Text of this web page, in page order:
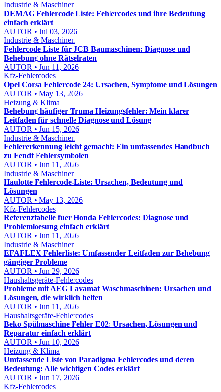
Industrie & Maschinen
DEMAG Fehlercode Liste: Fehlercodes und ihre Bedeutung
einfach erklärt
AUTOR • Jul 03, 2026
Industrie & Maschinen
Fehlercode Liste für JCB Baumaschinen: Diagnose und
Behebung ohne Rätselraten
AUTOR • Jun 11, 2026
Kfz-Fehlercodes
Opel Corsa Fehlercode 24: Ursachen, Symptome und Lösungen
AUTOR • May 13, 2026
Heizung & Klima
Behebung häufiger Truma Heizungsfehler: Mein klarer
Leitfaden für schnelle Diagnose und Lösung
AUTOR • Jun 15, 2026
Industrie & Maschinen
Fehlererkennung leicht gemacht: Ein umfassendes Handbuch
zu Fendt Fehlersymbolen
AUTOR • Jun 11, 2026
Industrie & Maschinen
Haulotte Fehlercode-Liste: Ursachen, Bedeutung und
Lösungen
AUTOR • May 13, 2026
Kfz-Fehlercodes
Referenztabelle fuer Honda Fehlercodes: Diagnose und
Problemloesung einfach erklärt
AUTOR • Jun 11, 2026
Industrie & Maschinen
EFAFLEX Fehlerliste: Umfassender Leitfaden zur Behebung
gängiger Probleme
AUTOR • Jun 29, 2026
Haushaltsgeräte-Fehlercodes
Probleme mit AEG Lavamat Waschmaschinen: Ursachen und
Lösungen, die wirklich helfen
AUTOR • Jun 11, 2026
Haushaltsgeräte-Fehlercodes
Beko Spülmaschine Fehler E02: Ursachen, Lösungen und
Reparatur einfach erklärt
AUTOR • Jun 10, 2026
Heizung & Klima
Umfassende Liste von Paradigma Fehlercodes und deren
Bedeutung: Alle wichtigen Codes erklärt
AUTOR • Jun 17, 2026
Kfz-Fehlercodes